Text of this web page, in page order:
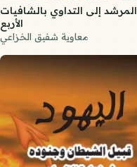
المرشد إلى التداوي بالشافيات
الأربع
معاوية شفيق الخزاعي